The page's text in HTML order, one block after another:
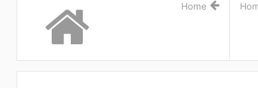
Home